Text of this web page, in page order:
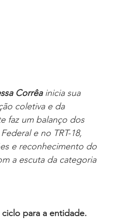
Corrêa inicia sua
coletiva e da
faz um balanço dos
e no TRT-18,
e reconhecimento do
a escuta da categoria
para a entidade.